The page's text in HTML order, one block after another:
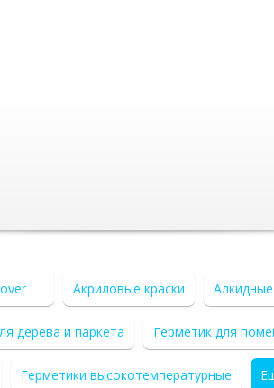
Акриловые краски Алкидные
дерева и паркета Герметик для
Герметики высокотемпературные